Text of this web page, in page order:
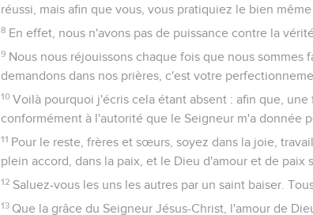
réussi, mais afin que vous, vous pratiquiez le bien
8 En effet, nous n'avons pas de puissance contre la
9 Nous nous réjouissons chaque fois que nous sommes
demandons dans nos prières, c'est votre
10 Voilà pourquoi j'écris cela étant absent : afin que,
conformément à l'autorité que le Seigneur m'a donnée
11 Pour le reste, frères et sœurs, soyez dans la joie,
plein accord, dans la paix, et le Dieu d'amour et de paix
12 Saluez-vous les uns les autres par un saint baiser.
13 Que la grâce du Seigneur Jésus-Christ, l'amour de